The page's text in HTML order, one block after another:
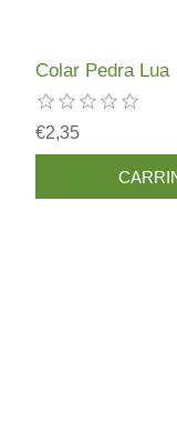
Colar Pedra Lua
€2,35